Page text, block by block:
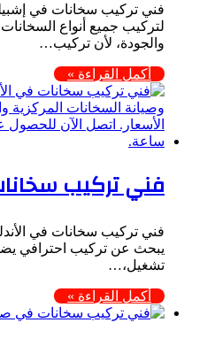
فني تركيب سخانات في
لتركيب جميع أنواع
والجودة، لأن تركيب…
أكمل القراءة »
فني تركيب
فني تركيب سخانات في
يبحث عن تركيب احترافي
تشغيل،…
أكمل القراءة »